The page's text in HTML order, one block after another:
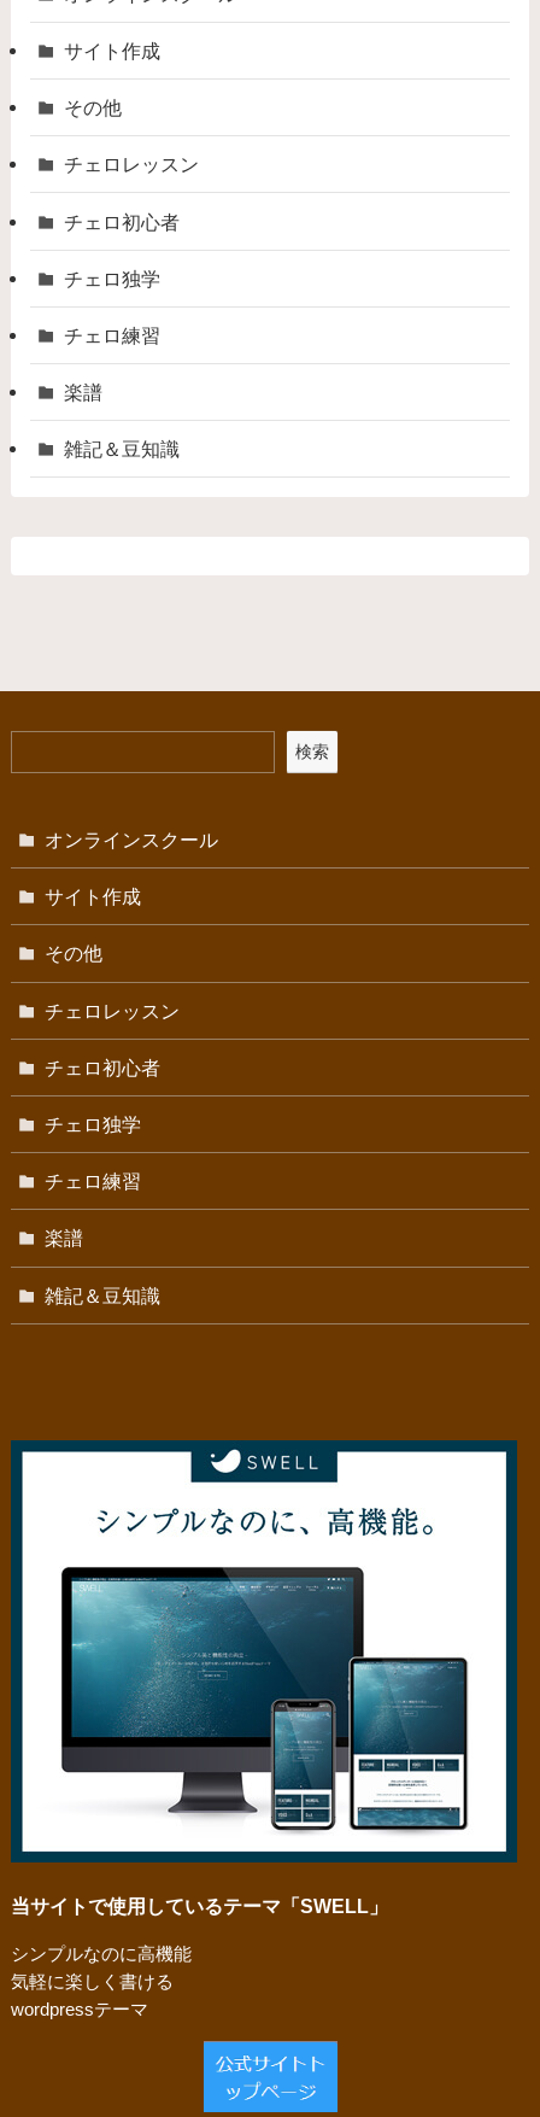
サイト作成
その他
チェロレッスン
チェロ初心者
チェロ独学
チェロ練習
楽譜
雑記＆豆知識
検索
オンラインスクール
サイト作成
その他
チェロレッスン
チェロ初心者
チェロ独学
チェロ練習
楽譜
雑記＆豆知識
当サイトで使用しているテーマ「SWELL」
シンプルなのに高機能
気軽に楽しく書ける
wordpressテーマ